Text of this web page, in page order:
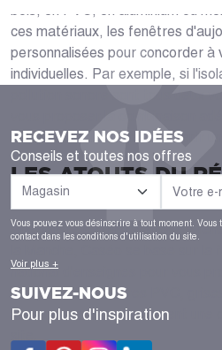
ces matériaux, les fenêtres
personnalisées pour concorder à
individuelles. Par exemple, si
d'appui de fenêtre pour obtenir
LES ATOUTS DU
DANS LA RÉGION
Spécialiste de l'installation de
national d'enseignes pour vous
compétitifs : fenêtres PVC,
vous retrouverez facilement une
RECEVEZ NOS IDÉES
Conseils et toutes nos offres
Vous pouvez vous désinscrire à tout moment.
contact dans les conditions d'utilisation du site.
Voir plus +
SUIVEZ-NOUS
Pour plus d'inspiration